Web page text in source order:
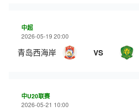
中超
2026-05-19 20:00
青岛西海岸 VS
中U20联赛
2026-05-21 10:00